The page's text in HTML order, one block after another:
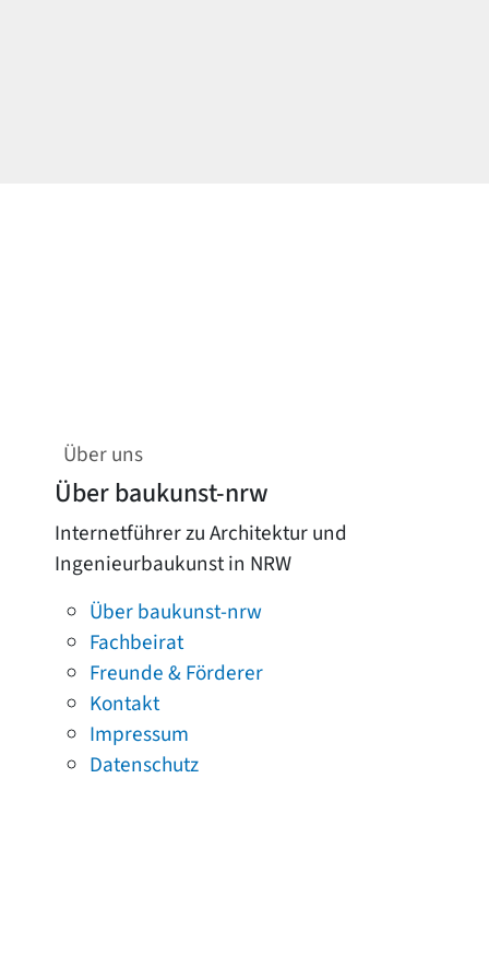
Über uns
Über baukunst-nrw
Internetführer zu Architektur und
Ingenieurbaukunst in NRW
Über baukunst-nrw
Fachbeirat
Freunde & Förderer
Kontakt
Impressum
Datenschutz